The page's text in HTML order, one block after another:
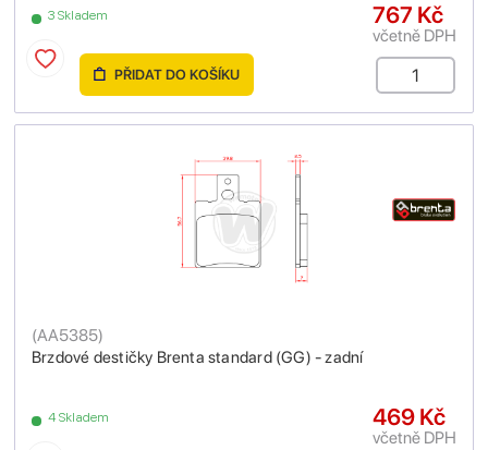
3 Skladem 767 Kč
včetně DPH
PŘIDAT DO KOŠÍKU
Brzdové destičky Brenta standard (GG) - zadní
(AA5385)
4 Skladem 469 Kč
včetně DPH